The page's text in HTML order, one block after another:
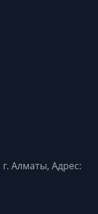
г. Алматы, Адрес: